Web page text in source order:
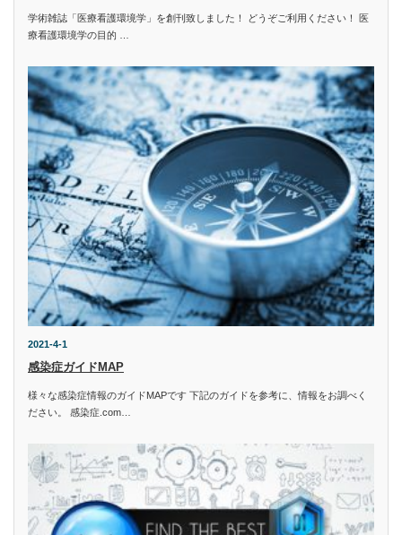
学術雑誌「医療看護環境学」を創刊致しました！ どうぞご利用ください！ 医
療看護環境学の目的 …
2021-4-1
感染症ガイドMAP
様々な感染症情報のガイドMAPです 下記のガイドを参考に、情報をお調べく
ださい。 感染症.com…